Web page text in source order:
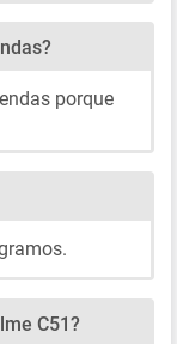
porque
C51?